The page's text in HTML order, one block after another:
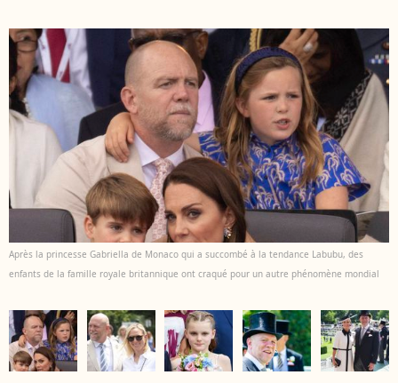
Après la princesse Gabriella de Monaco qui a succombé à la tendance Labubu, des
enfants de la famille royale britannique ont craqué pour un autre phénomène mondial